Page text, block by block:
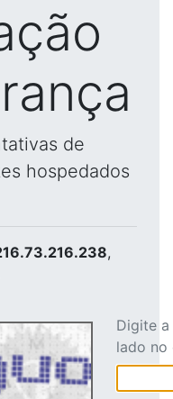
de
hospedados
,
Digite
lado no